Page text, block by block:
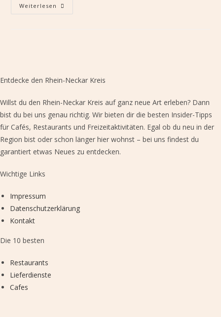
Weiterlesen Cafe
Extrablatt
Entdecke den Rhein-Neckar Kreis​
Willst du den Rhein-Neckar Kreis auf ganz neue Art erleben? Dann
bist du bei uns genau richtig. Wir bieten dir die besten Insider-Tipps
für Cafés, Restaurants und Freizeitaktivitäten. Egal ob du neu in der
Region bist oder schon länger hier wohnst – bei uns findest du
garantiert etwas Neues zu entdecken.
Wichtige Links
Impressum
Datenschutzerklärung
Kontakt
Die 10 besten
Restaurants
Lieferdienste
Cafes